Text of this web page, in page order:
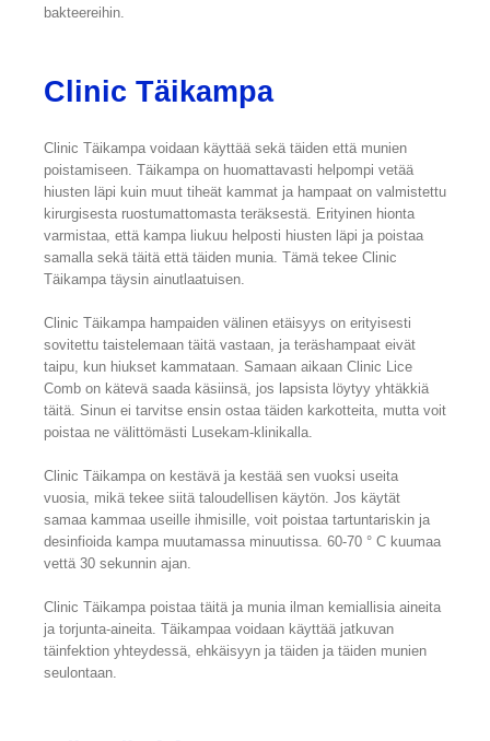
bakteereihin.
Clinic Täikampa
Clinic Täikampa voidaan käyttää sekä täiden että munien
poistamiseen. Täikampa on huomattavasti helpompi vetää
hiusten läpi kuin muut tiheät kammat ja hampaat on valmistettu
kirurgisesta ruostumattomasta teräksestä. Erityinen hionta
varmistaa, että kampa liukuu helposti hiusten läpi ja poistaa
samalla sekä täitä että täiden munia. Tämä tekee Clinic
Täikampa täysin ainutlaatuisen.
Clinic Täikampa hampaiden välinen etäisyys on erityisesti
sovitettu taistelemaan täitä vastaan, ja teräshampaat eivät
taipu, kun hiukset kammataan. Samaan aikaan Clinic Lice
Comb on kätevä saada käsiinsä, jos lapsista löytyy yhtäkkiä
täitä. Sinun ei tarvitse ensin ostaa täiden karkotteita, mutta voit
poistaa ne välittömästi Lusekam-klinikalla.
Clinic Täikampa on kestävä ja kestää sen vuoksi useita
vuosia, mikä tekee siitä taloudellisen käytön. Jos käytät
samaa kammaa useille ihmisille, voit poistaa tartuntariskin ja
desinfioida kampa muutamassa minuutissa. 60-70 ° C kuumaa
vettä 30 sekunnin ajan.
Clinic Täikampa poistaa täitä ja munia ilman kemiallisia aineita
ja torjunta-aineita. Täikampaa voidaan käyttää jatkuvan
täinfektion yhteydessä, ehkäisyyn ja täiden ja täiden munien
seulontaan.